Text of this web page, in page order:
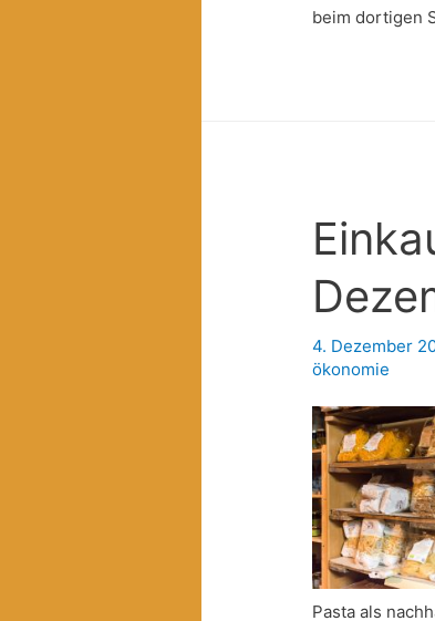
beim dortigen
4. Dezember
ökonomie
Pasta als